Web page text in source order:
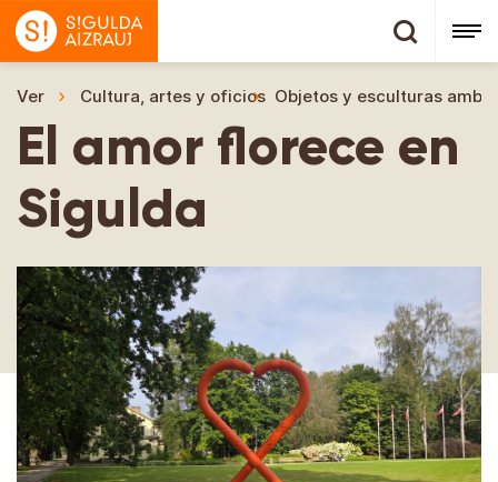
Ver Cultura, artes y oficios Objetos y esculturas
El amor florece en
Sigulda